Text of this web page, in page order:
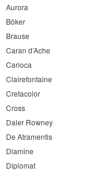
Aurora
Böker
Brause
Caran d’Ache
Carioca
Clairefontaine
Cretacolor
Cross
Daler Rowney
De Atramentis
Diamine
Diplomat